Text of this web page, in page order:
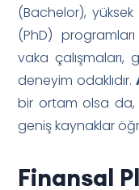
(Bachelor),
(PhD)
vaka
deneyim odaklıdır.
bir ortam olsa da,
geniş kaynaklar
Finansal